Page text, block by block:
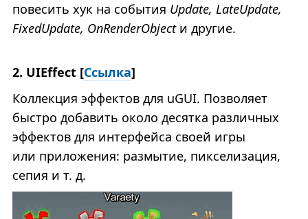
повесить хук на события Update, LateUpdate,
FixedUpdate, OnRenderObjectи другие.
2. UIEffect [Ссылка]
Коллекция эффектов для uGUI. Позволяет
быстро добавить около десятка различных
эффектов для интерфейса своей игры
или приложения: размытие, пикселизация,
сепия и т. д.